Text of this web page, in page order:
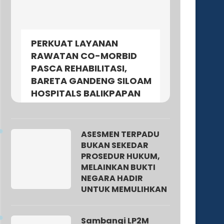
PERKUAT LAYANAN
RAWATAN CO-MORBID
PASCA REHABILITASI,
BARETA GANDENG SILOAM
HOSPITALS BALIKPAPAN
ASESMEN TERPADU
BUKAN SEKEDAR
PROSEDUR HUKUM,
MELAINKAN BUKTI
NEGARA HADIR
UNTUK MEMULIHKAN
Sambangi LP2M